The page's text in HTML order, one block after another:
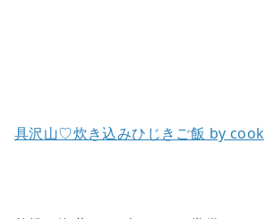
具沢山♡炊き込みひじきご飯 by